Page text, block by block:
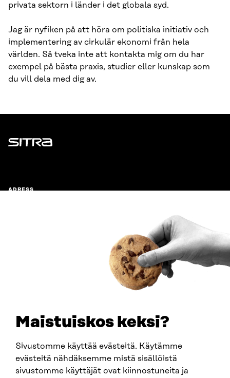
Maistuiskos keksi?
Sivustomme käyttää evästeitä. Käytämme
evästeitä nähdäksemme mistä sisällöistä
sivustomme käyttäjät ovat kiinnostuneita ja
privata sektorn i länder i det globala syd.
Jag är nyfiken på att höra om politiska initiativ och
implementering av cirkulär ekonomi från hela
världen. Så tveka inte att kontakta mig om du har
exempel på bästa praxis, studier eller kunskap som
du vill dela med dig av.
Sitra
ADRESS
fornamn.efternamn@sitra.fi
SITRA PÅ SOCIALA MEDIER